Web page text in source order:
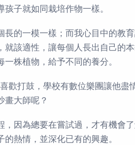
子就如同栽培作物一樣。
長的一模一樣；而我心目中的教
該適性，讓每個人長出自己的
株植物，給予不同的養分。
打鼓，學校有數位樂團讓他盡
畫大師呢？
因為總要在嘗試過，才有機會
熱情，並深化已有的興趣。